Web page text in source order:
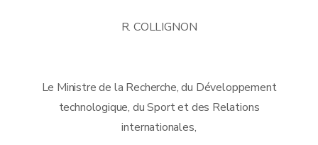
R. COLLIGNON
Le Ministre de la Recherche, du Développement
technologique, du Sport et des Relations
internationales,